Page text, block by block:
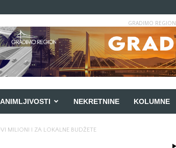
GRADIMO REGION
NEKRETNINE KOLUMNE
MILIONI I ZA LOKALNE BUDŽETE